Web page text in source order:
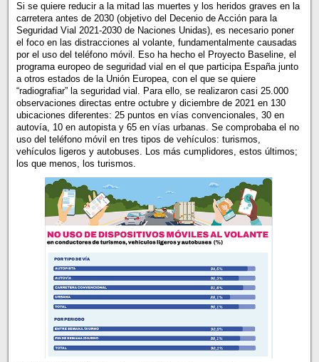
Si se quiere reducir a la mitad las muertes y los heridos graves en la
carretera antes de 2030 (objetivo del Decenio de Acción para la
Seguridad Vial 2021-2030 de Naciones Unidas), es necesario poner
el foco en las distracciones al volante, fundamentalmente causadas
por el uso del teléfono móvil. Eso ha hecho el Proyecto Baseline, el
programa europeo de seguridad vial en el que participa España junto
a otros estados de la Unión Europea, con el que se quiere
“radiografiar” la seguridad vial. Para ello, se realizaron casi 25.000
observaciones directas entre octubre y diciembre de 2021 en 130
ubicaciones diferentes: 25 puntos en vías convencionales, 30 en
autovía, 10 en autopista y 65 en vías urbanas. Se comprobaba el no
uso del teléfono móvil en tres tipos de vehículos: turismos,
vehículos ligeros y autobuses. Los más cumplidores, estos últimos;
los que menos, los turismos.